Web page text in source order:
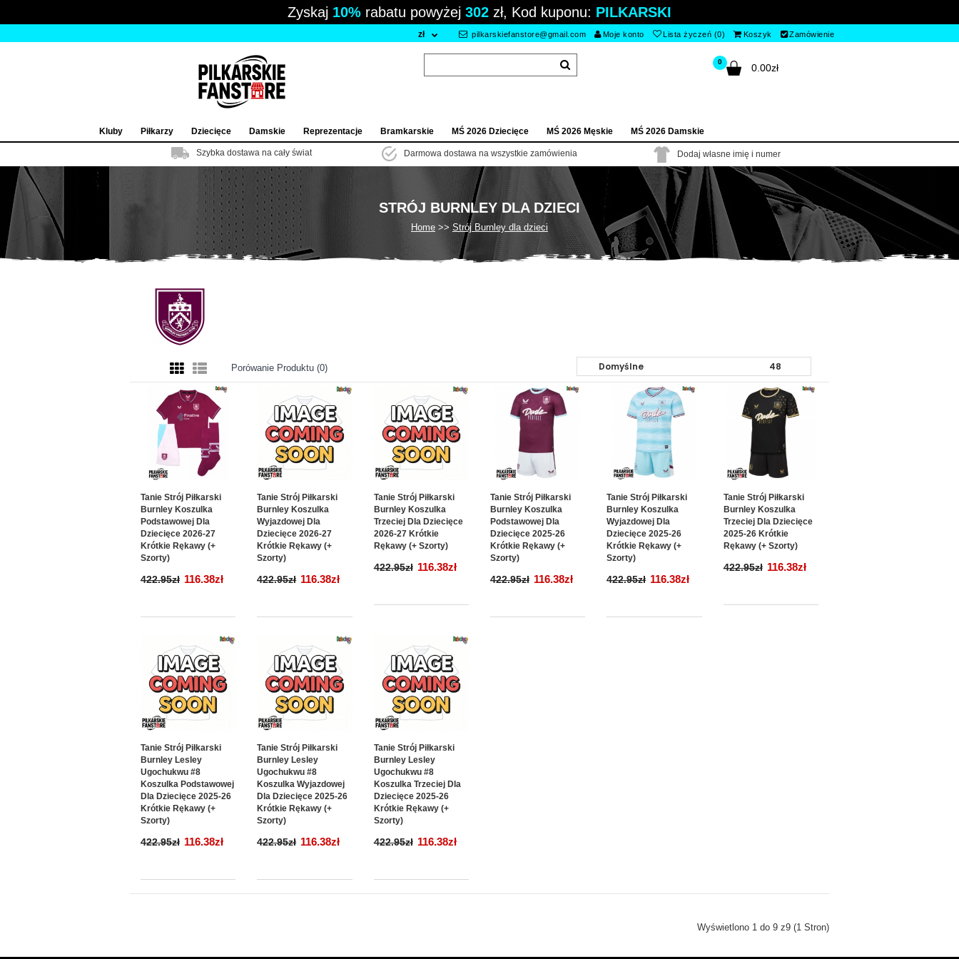
Zyskaj 10% rabatu powyżej 302 zł, Kod kuponu: PILKARSKI
zł pilkarskiefanstore@gmail.com Moje konto Lista życzeń (0) Koszyk Zamówienie
0
0.00zł
Kluby Piłkarzy Dziecięce Damskie Reprezentacje Bramkarskie MŚ 2026 Dziecięce MŚ 2026 Męskie MŚ 2026 Damskie
Szybka dostawa na cały świat Darmowa dostawa na wszystkie zamówienia Dodaj własne imię i numer
STRÓJ BURNLEY DLA DZIECI
Home Strój Burnley dla dzieci
Porówanie Produktu (0)
Tanie Strój Piłkarski
Burnley Koszulka
Podstawowej Dla
Dziecięce 2026-27
Krótkie Rękawy (+
Szorty)
422.95zł 116.38zł
Tanie Strój Piłkarski
Burnley Koszulka
Wyjazdowej Dla
Dziecięce 2026-27
Krótkie Rękawy (+
Szorty)
422.95zł 116.38zł
Tanie Strój Piłkarski
Burnley Koszulka
Trzeciej Dla Dziecięce
2026-27 Krótkie
Rękawy (+ Szorty)
422.95zł 116.38zł
Tanie Strój Piłkarski
Burnley Koszulka
Podstawowej Dla
Dziecięce 2025-26
Krótkie Rękawy (+
Szorty)
422.95zł 116.38zł
Tanie Strój Piłkarski
Burnley Koszulka
Wyjazdowej Dla
Dziecięce 2025-26
Krótkie Rękawy (+
Szorty)
422.95zł 116.38zł
Tanie Strój Piłkarski
Burnley Koszulka
Trzeciej Dla Dziecięce
2025-26 Krótkie
Rękawy (+ Szorty)
422.95zł 116.38zł
Tanie Strój Piłkarski
Burnley Lesley
Ugochukwu #8
Koszulka Podstawowej
Dla Dziecięce 2025-26
Krótkie Rękawy (+
Szorty)
422.95zł 116.38zł
Tanie Strój Piłkarski
Burnley Lesley
Ugochukwu #8
Koszulka Wyjazdowej
Dla Dziecięce 2025-26
Krótkie Rękawy (+
Szorty)
422.95zł 116.38zł
Tanie Strój Piłkarski
Burnley Lesley
Ugochukwu #8
Koszulka Trzeciej Dla
Dziecięce 2025-26
Krótkie Rękawy (+
Szorty)
422.95zł 116.38zł
Wyświetlono 1 do 9 z9 (1 Stron)